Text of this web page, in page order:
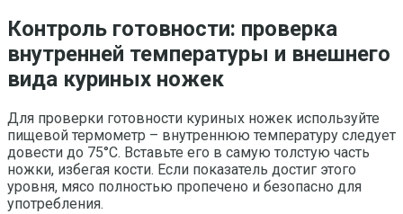
Контроль готовности: проверка
внутренней температуры и внешнего
вида куриных ножек
Для проверки готовности куриных ножек используйте
пищевой термометр – внутреннюю температуру следует
довести до 75°C. Вставьте его в самую толстую часть
ножки, избегая кости. Если показатель достиг этого
уровня, мясо полностью пропечено и безопасно для
употребления.